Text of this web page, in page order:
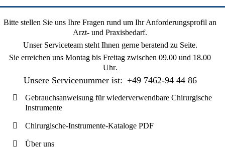
Bitte stellen Sie uns Ihre Fragen rund um Ihr Anforderungsprofil an
Arzt- und Praxisbedarf.
Unser Serviceteam steht Ihnen gerne beratend zu Seite.
Sie erreichen uns Montag bis Freitag zwischen 09.00 und 18.00
Uhr.
Unsere Servicenummer ist: +49 7462-94 44 86
Gebrauchsanweisung für wiederverwendbare Chirurgische
Instrumente
Chirurgische-Instrumente-Kataloge PDF
Über uns